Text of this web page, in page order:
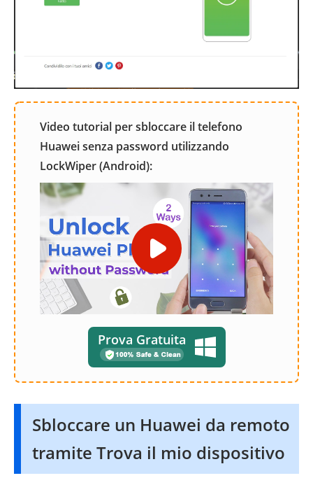
Video tutorial per sbloccare il telefono
Huawei senza password utilizzando
LockWiper (Android):
Prova Gratuita
Sbloccare un Huawei da remoto
tramite Trova il mio dispositivo